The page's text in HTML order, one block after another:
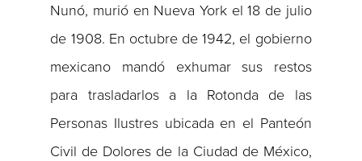
Nunó, murió en Nueva York el 18 de julio
de 1908. En octubre de 1942, el gobierno
mexicano mandó exhumar sus restos
para trasladarlos a la Rotonda de las
Personas Ilustres ubicada en el Panteón
Civil de Dolores de la Ciudad de México,